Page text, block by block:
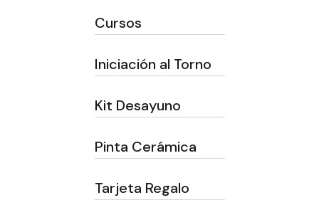
Cursos
Iniciación al Torno
Kit Desayuno
Pinta Cerámica
Tarjeta Regalo